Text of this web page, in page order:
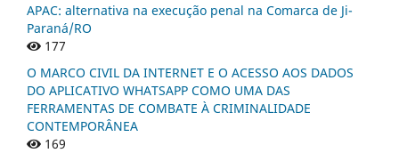
APAC: alternativa na execução penal na Comarca de Ji-
Paraná/RO
177
O MARCO CIVIL DA INTERNET E O ACESSO AOS DADOS
DO APLICATIVO WHATSAPP COMO UMA DAS
FERRAMENTAS DE COMBATE À CRIMINALIDADE
CONTEMPORÂNEA
169